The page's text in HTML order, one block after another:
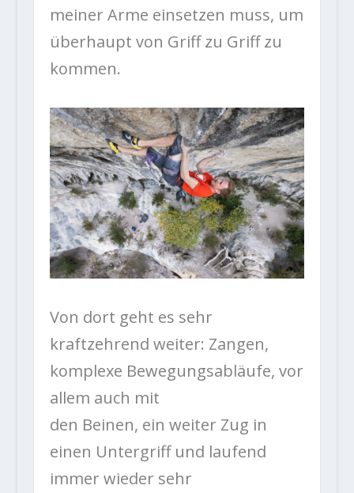
meiner Arme einsetzen muss, um
überhaupt von Griff zu Griff zu
kommen.
Von dort geht es sehr
kraftzehrend weiter: Zangen,
komplexe Bewegungsabläufe, vor
allem auch mit
den Beinen, ein weiter Zug in
einen Untergriff und laufend
immer wieder sehr